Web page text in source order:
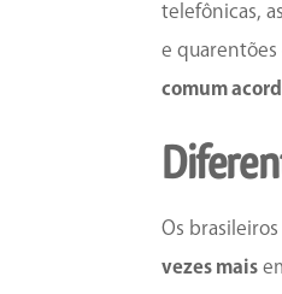
telefônicas,
e quarentões
comum
Os
vezes mais